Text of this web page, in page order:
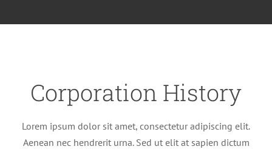
Corporation History
Lorem ipsum dolor sit amet, consectetur adipiscing elit.
Aenean nec hendrerit urna. Sed ut elit at sapien dictum